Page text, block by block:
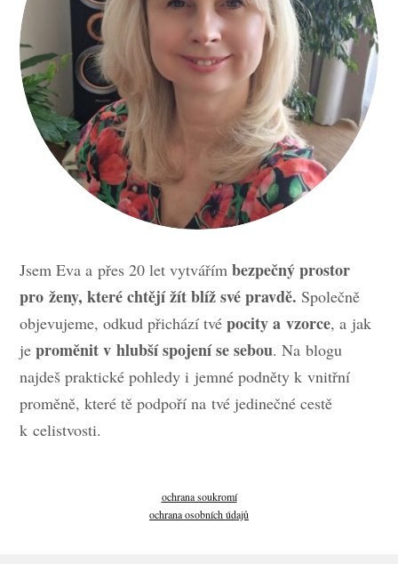
Jsem Eva a přes 20 let vytvářímbezpečný prostor
pro ženy, které chtějí žít blíž své pravdě. Společně
objevujeme, odkud přichází tvépocity a vzorce, a jak
jeproměnit v hlubší spojení se sebou. Na blogu
najdeš praktické pohledy i jemné podněty k vnitřní
proměně, které tě podpoří na tvé jedinečné cestě
k celistvosti.
ochrana soukromí
ochrana osobních údajů